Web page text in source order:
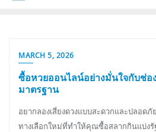
MARCH 5, 2026
ซื้อหวยออนไลน์อย่างมั่นใจกับช่อ
มาตรฐาน
อยากลองเสี่ยงดวงแบบสะดวกและปลอด
ทางเลือกใหม่ที่ทำให้คุณซื้อสลากกินแบ่งรั